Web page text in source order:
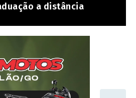
a distância